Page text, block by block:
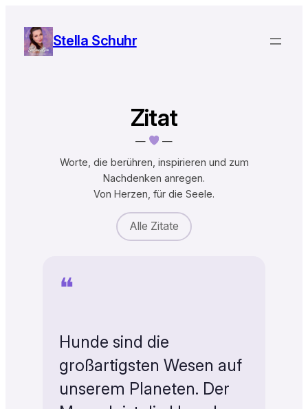
Inhalt
springen
Stella Schuhr
Zitat
—
—
Worte, die berühren, inspirieren und zum
Nachdenken anregen.
Von Herzen, für die Seele.
Alle Zitate
❝
Hunde sind die
großartigsten Wesen auf
unserem Planeten. Der